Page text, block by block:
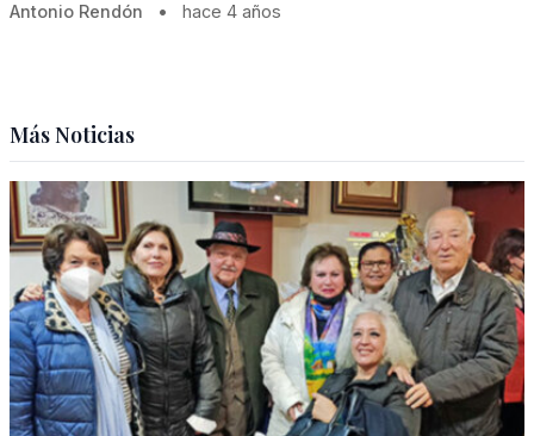
Antonio Rendón • hace 4 años
Más Noticias